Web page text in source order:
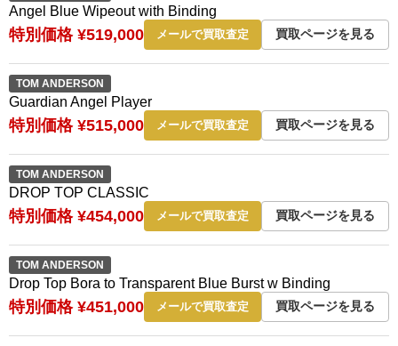
Angel Blue Wipeout with Binding
特別価格 ¥519,000 メールで買取査定 買取ページを見る
TOM ANDERSON
Guardian Angel Player
特別価格 ¥515,000 メールで買取査定 買取ページを見る
TOM ANDERSON
DROP TOP CLASSIC
特別価格 ¥454,000 メールで買取査定 買取ページを見る
TOM ANDERSON
Drop Top Bora to Transparent Blue Burst w Binding
特別価格 ¥451,000 メールで買取査定 買取ページを見る